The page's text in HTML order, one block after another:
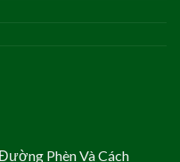
Phèn Và Cách